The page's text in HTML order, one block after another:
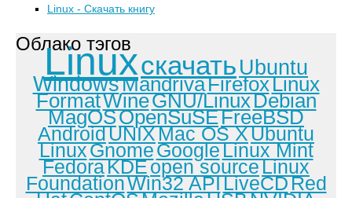
Linux - Скачать книгу
Облако тэгов
Linuxскачать Ubuntu
WindowsMandrivaFirefoxLinux
FormatWineGNU/LinuxDebian
MagOSOpenSuSEFreeBSD
AndroidUNIXMac OS XUbuntu
LinuxGnomeGoogleLinux Mint
FedoraKDEopen sourceLinux
FoundationWin32 APILiveCDRed